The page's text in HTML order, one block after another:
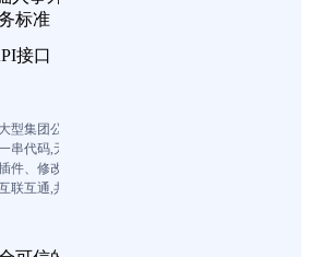
型集团公
串代码,无
件、修改
联互通,共